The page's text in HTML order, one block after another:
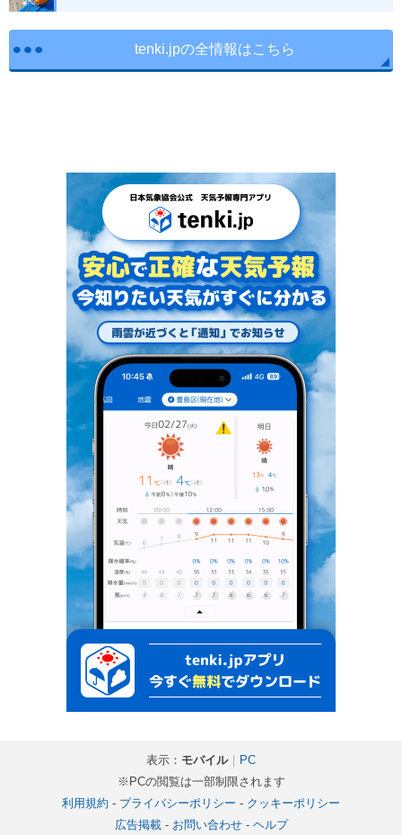
tenki.jpの全情報はこちら
表示： モバイル｜ PC
※PCの閲覧は一部制限されます
利用規約 - プライバシーポリシー - クッキーポリシー
広告掲載- お問い合わせ- ヘルプ